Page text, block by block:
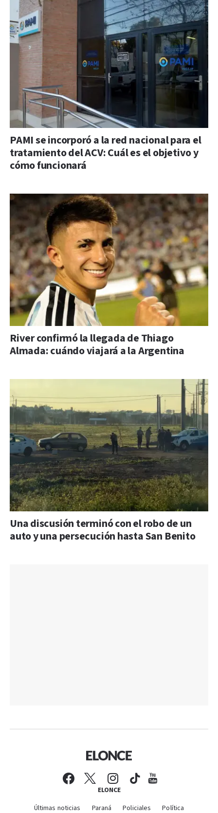
PAMI se incorporó a la red nacional para el
tratamiento del ACV: Cuál es el objetivo y
cómo funcionará
River confirmó la llegada de Thiago
Almada: cuándo viajará a la Argentina
Una discusión terminó con el robo de un
auto y una persecución hasta San Benito
ELONCE
Últimas noticias Paraná Policiales Política